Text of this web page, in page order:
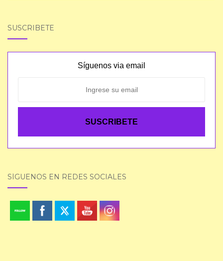
SUSCRIBETE
Síguenos via email
SÍGUENOS EN REDES SOCIALES